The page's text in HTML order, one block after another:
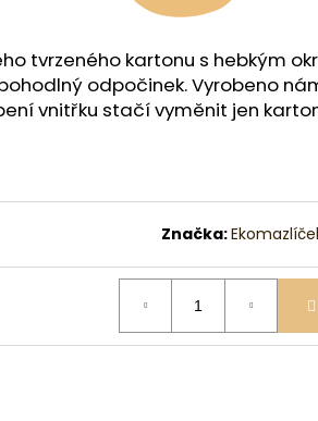
tvrzeného kartonu s hebkým
odpočinek. Vyrobeno
vnitřku stačí vyměnit jen
Značka: